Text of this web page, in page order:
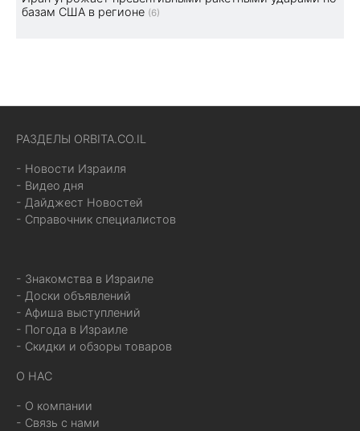
базам США в регионе (6)
РАЗДЕЛЫ ORBITA.CO.IL
- Новости Израиля
- Видео дня
- Дайджест Новостей
- Справочник специалистов
- Знакомства в Израиле
- Доски объявлений
- Афиша выступлений
- Погода в Израиле
- Скидки и обзоры товаров
О НАС
- О компании
- Связь с нами